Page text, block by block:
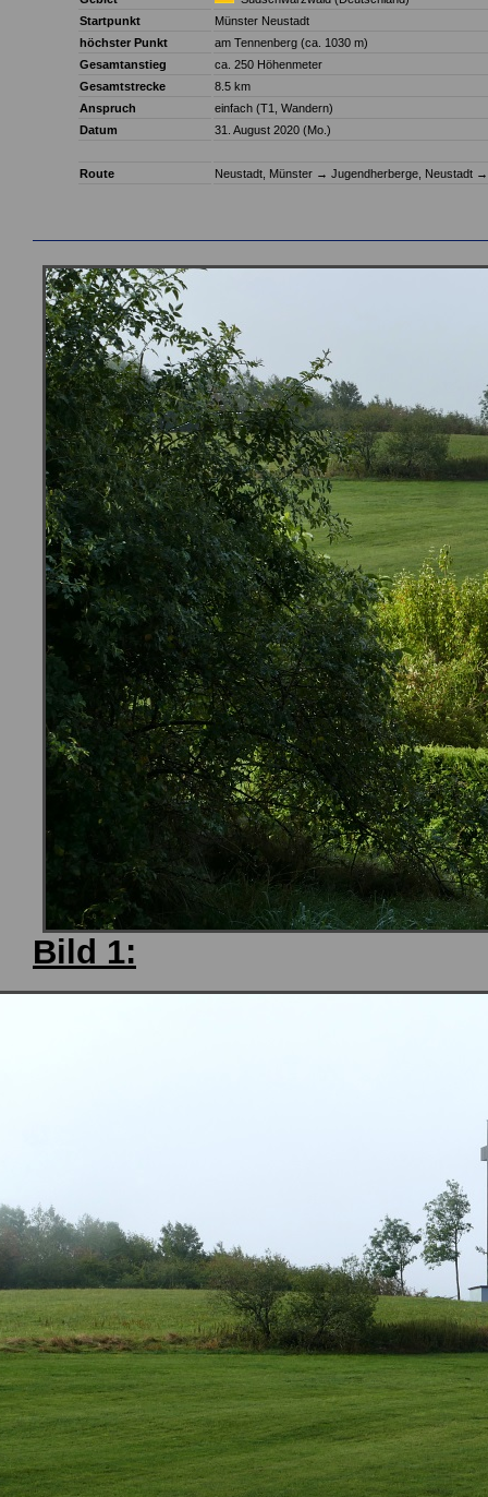
Startpunkt
Münster Neustadt
höchster Punkt
am Tennenberg (ca. 1030 m)
Gesamtanstieg
ca. 250 Höhenmeter
Gesamtstrecke
8.5 km
Anspruch
einfach (T1, Wandern)
Datum
31. August 2020 (Mo.)
Route Neustadt, Münster → Jugendherberge, Neustadt →
Bild 1: